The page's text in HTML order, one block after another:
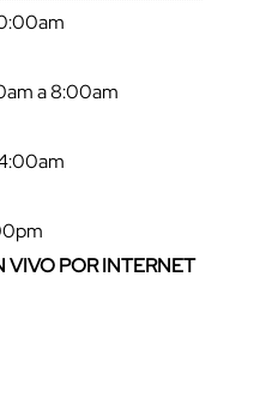
a 8:00am
VIVO POR INTERNET